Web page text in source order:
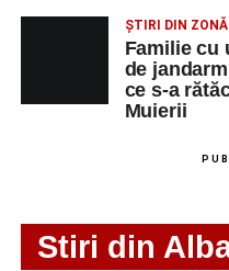
NUMERICA
Ultimele știri din
ȘTIRI DIN ZONĂ
Familie cu
de
ce s-a
Muierii
Stiri din